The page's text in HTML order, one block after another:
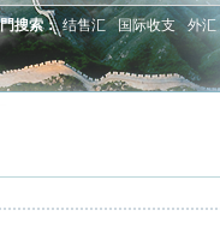
搜索： 结售汇 国际收支 外汇